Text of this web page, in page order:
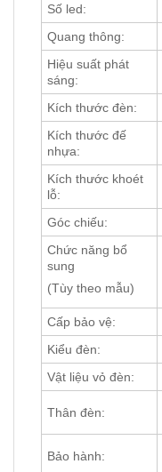
Số led:
Quang thông:
Hiệu suất phát
sáng:
Kích thước đèn:
Kích thước đế
nhựa:
Kích thước khoét
lỗ:
Góc chiếu:
Chức năng bổ
sung
(Tùy theo mẫu)
Cấp bảo vệ:
Kiểu đèn:
Vật liệu vỏ đèn:
Thân đèn:
Bảo hành: